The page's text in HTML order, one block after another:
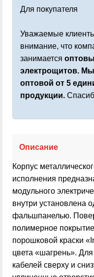
Для покупателя
Уважаемые
внимание, что
занимается
электрощитов.
оптовой от 5
продукции.
Описание
Корпус
исполнения
модульного
внутри установлена
фальшпанелью.
полимерное
порошковой краски
цвета «шагрень».
кабелей сверху и